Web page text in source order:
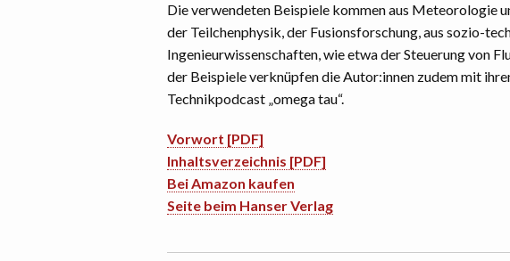
Die verwendeten Beispiele kommen aus Meteorologie
der Teilchenphysik, der Fusionsforschung, aus sozio-
Ingenieurwissenschaften, wie etwa der Steuerung von
der Beispiele verknüpfen die Autor:innen zudem mit
Technikpodcast „omega tau“.
Vorwort [PDF]
Inhaltsverzeichnis [PDF]
Bei Amazon kaufen
Seite beim Hanser Verlag